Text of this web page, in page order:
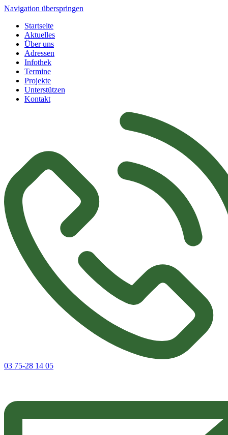
Navigation überspringen
Startseite
Aktuelles
Über uns
Adressen
Infothek
Termine
Projekte
Unterstützen
Kontakt
03 75-28 14 05